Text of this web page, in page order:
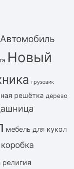
Автомобиль
Новый
грузовик
решётка дерево
мебель для кукол
религия